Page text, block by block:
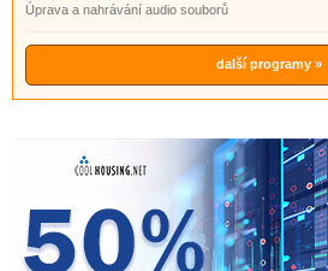
Úprava a nahrávání audio souborů
další programy »